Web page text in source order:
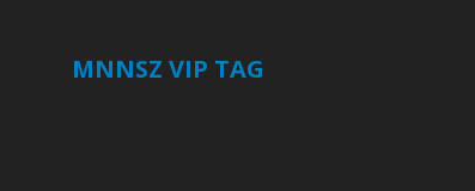
MNNSZ VIP TAG